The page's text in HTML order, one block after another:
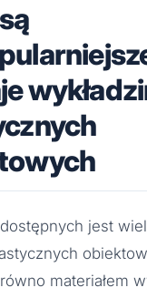
jest
materiałem